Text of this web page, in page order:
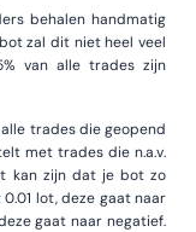
behalen handmatig
zal dit niet heel veel
van alle trades zijn
trades die geopend
met trades die n.a.v.
kan zijn dat je bot zo
lot, deze gaat naar
gaat naar negatief.